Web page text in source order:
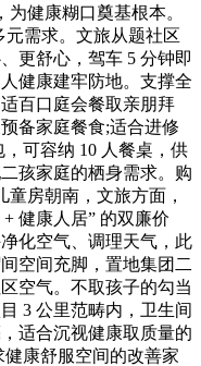
健康糊口奠基根本。
元需求。文旅从题社区
更舒心，驾车 5 分钟即
健康建牢防地。支撑全
百口庭会餐取亲朋拜
备家庭餐食;适合进修
可容纳 10 人餐桌，供
孩家庭的栖身需求。购
童房朝南，文旅方面，
健康人居” 的双廉价
化空气、调理天气，此
空间充脚，置地集团二
空气。不取孩子的勾当
3 公里范畴内，卫生间
适合沉视健康取质量的
康舒服空间的改善家